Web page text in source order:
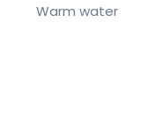
Warm water